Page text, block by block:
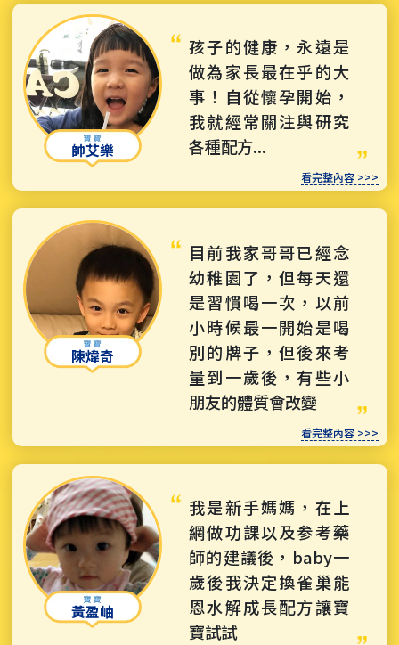
帥艾樂
孩子的健康，永遠是
做為家長最在乎的大
事！自從懷孕開始，
我就經常關注與研究
各種配方...
看完整內容 >>>
陳煒奇
目前我家哥哥已經念
幼稚園了，但每天還
是習慣喝一次，以前
小時候最一開始是喝
別的牌子，但後來考
量到一歲後，有些小
朋友的體質會改變
看完整內容 >>>
黃盈岫
我是新手媽媽，在上
網做功課以及参考藥
師的建議後，baby一
歲後我決定換雀巢能
恩水解成長配方讓寶
寶試試